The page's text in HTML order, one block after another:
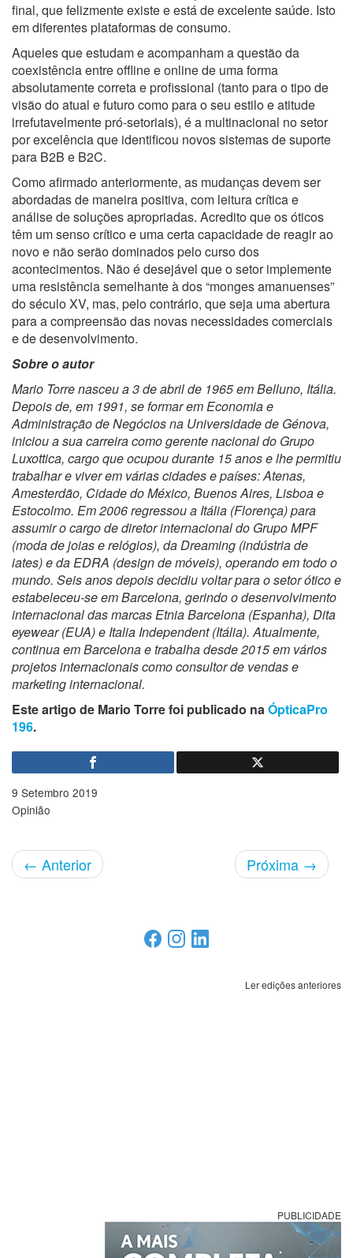
final, que felizmente existe e está de excelente saúde. Isto
em diferentes plataformas de consumo.
Aqueles que estudam e acompanham a questão da
coexistência entre offline e online de uma forma
absolutamente correta e profissional (tanto para o tipo de
visão do atual e futuro como para o seu estilo e atitude
irrefutavelmente pró-setoriais), é a multinacional no setor
por excelência que identificou novos sistemas de suporte
para B2B e B2C.
Como afirmado anteriormente, as mudanças devem ser
abordadas de maneira positiva, com leitura crítica e
análise de soluções apropriadas. Acredito que os óticos
têm um senso crítico e uma certa capacidade de reagir ao
novo e não serão dominados pelo curso dos
acontecimentos. Não é desejável que o setor implemente
uma resistência semelhante à dos “monges amanuenses”
do século XV, mas, pelo contrário, que seja uma abertura
para a compreensão das novas necessidades comerciais
e de desenvolvimento.
Sobre o autor
Mario Torrenasceu a 3 de abril de 1965 em Belluno, Itália.
Depois de, em 1991, se formar em Economia e
Administração de Negócios na Universidade de Génova,
iniciou a sua carreira como gerente nacional do Grupo
Luxottica, cargo que ocupou durante 15 anos e lhe permitiu
trabalhar e viver em várias cidades e países: Atenas,
Amesterdão, Cidade do México, Buenos Aires, Lisboa e
Estocolmo. Em 2006 regressou a Itália (Florença) para
assumir o cargo de diretor internacional do Grupo MPF
(moda de joias e relógios), da Dreaming (indústria de
iates) e da EDRA (design de móveis), operando em todo o
mundo. Seis anos depois decidiu voltar para o setor ótico e
estabeleceu-se em Barcelona, gerindo o desenvolvimento
internacional das marcas Etnia Barcelona (Espanha), Dita
eyewear (EUA) e Italia Independent (Itália). Atualmente,
continua em Barcelona e trabalha desde 2015 em vários
projetos internacionais como consultor de vendas e
marketing internacional.
Este artigo de Mario Torre foi publicado naÓpticaPro
196.
9 Setembro 2019
Opinião
← Anterior Próxima →
Ler edições anteriores
PUBLICIDADE